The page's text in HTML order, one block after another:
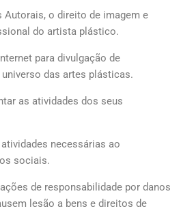
Autorais, o direito de imagem e
do artista plástico.
para divulgação de
das artes plásticas.
as atividades dos seus
necessárias ao
sociais.
de responsabilidade por danos
lesão a bens e direitos de